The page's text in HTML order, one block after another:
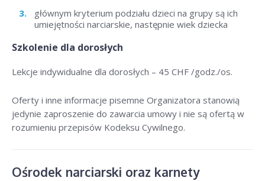
głównym kryterium podziału dzieci na grupy są ich
umiejętności narciarskie, następnie wiek dziecka
Szkolenie dla dorosłych
Lekcje indywidualne dla dorosłych – 45 CHF /godz./os.
Oferty i inne informacje pisemne Organizatora stanowią
jedynie zaproszenie do zawarcia umowy i nie są ofertą w
rozumieniu przepisów Kodeksu Cywilnego.
Ośrodek narciarski oraz karnety